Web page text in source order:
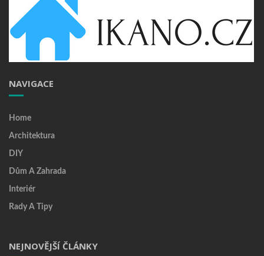
NAVIGACE
Home
Architektura
DIY
Dům A Zahrada
Interiér
Rady A Tipy
NEJNOVĚJŠÍ ČLÁNKY